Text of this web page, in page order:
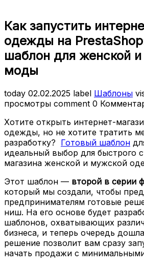
Как запустить
одежды на
шаблон для женской
моды
today 02.02.2025 label Шаблоны
просмотры comment 0
Хотите открыть интернет-
одежды, но не хотите тратить
разработку? Готовый шаблон
идеальный выбор для быстрого
магазина женской и мужской
Этот шаблон — второй в серии
который мы создали, чтобы
предпринимателям готовые
ниш. На его основе будет
шаблонов, охватывающих
бизнеса, и теперь очередь
решение позволит вам сразу
начать продажи с